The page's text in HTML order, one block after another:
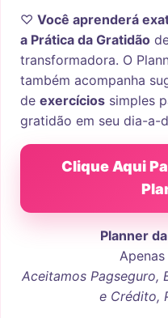
♡ Você aprenderá
a Prática da Gratidão
transformadora. O
também acompanha
de exercícios simples
gratidão em seu dia-a-
Clique Aqui
Planner
Aceitamos Pagseguro,
e Crédito,